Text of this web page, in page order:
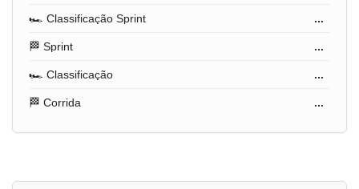
🏎️ Classificação Sprint ...
🏁 Sprint ...
🏎️ Classificação ...
🏁 Corrida ...